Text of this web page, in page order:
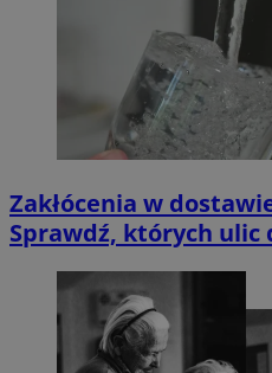
Zakłócenia w
Sprawdź, których